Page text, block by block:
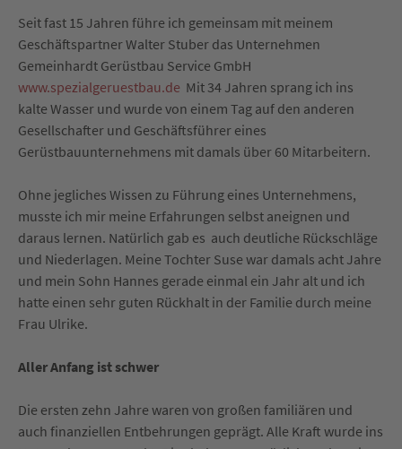
Seit fast 15 Jahren führe ich gemeinsam mit meinem
Geschäftspartner Walter Stuber das Unternehmen
Gemeinhardt Gerüstbau Service GmbH
www.spezialgeruestbau.de Mit 34 Jahren sprang ich ins
kalte Wasser und wurde von einem Tag auf den anderen
Gesellschafter und Geschäftsführer eines
Gerüstbauunternehmens mit damals über 60 Mitarbeitern.
Ohne jegliches Wissen zu Führung eines Unternehmens,
musste ich mir meine Erfahrungen selbst aneignen und
daraus lernen. Natürlich gab es auch deutliche Rückschläge
und Niederlagen. Meine Tochter Suse war damals acht Jahre
und mein Sohn Hannes gerade einmal ein Jahr alt und ich
hatte einen sehr guten Rückhalt in der Familie durch meine
Frau Ulrike.
Aller Anfang ist schwer
Die ersten zehn Jahre waren von großen familiären und
auch finanziellen Entbehrungen geprägt. Alle Kraft wurde ins